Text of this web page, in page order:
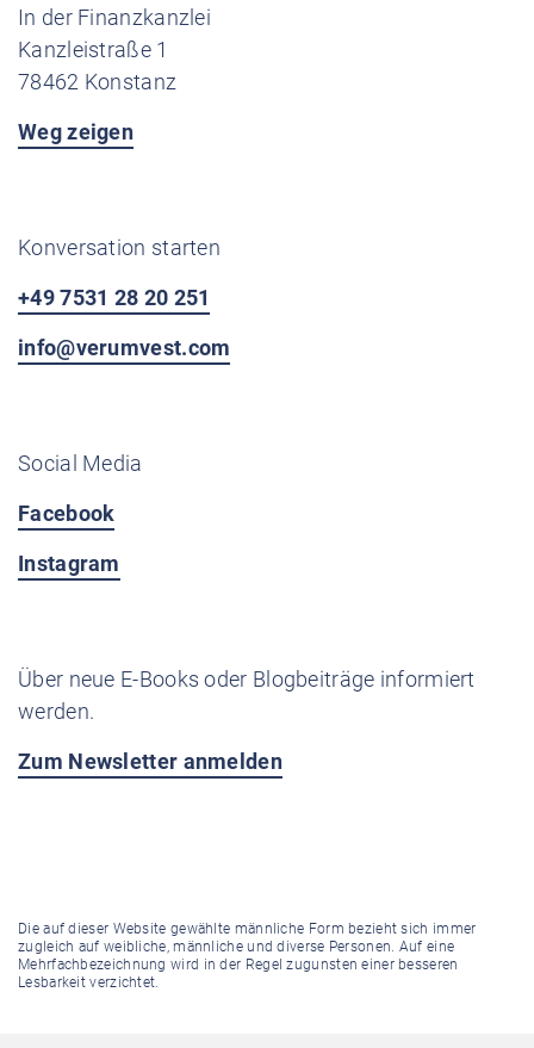
In der Finanzkanzlei
Kanzleistraße 1
78462 Konstanz
Weg zeigen
Konversation starten
+49 7531 28 20 251
info@verumvest.com
Social Media
Facebook
Instagram
Über neue E-Books oder Blogbeiträge informiert
werden.
Zum Newsletter anmelden
Die auf dieser Website gewählte männliche Form bezieht sich immer
zugleich auf weibliche, männliche und diverse Personen. Auf eine
Mehrfachbezeichnung wird in der Regel zugunsten einer besseren
Lesbarkeit verzichtet.